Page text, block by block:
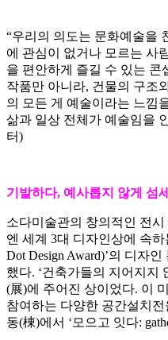
“우리의 의도는 문화예술을
에 관심이 없거나 모르는 사
을 편안하게 즐길 수 있는 콘
작품만 아니라, 건물의 구조
의 모든 게 예술이라는 느낌
삶과 일상 전체가 예술임을
터)
기발하다, 예사롭지 않게 섬
소다미술관의 창의적인 전
엔 세계 3대 디자인상에 속하
Dot Design Award)’의 디자
했다. ‘건축가들의 지어지지
(展)에 주어진 상이었다. 이
참여하는 다양한 공간설치
동(棟)에서 ‘모으고 잇다: